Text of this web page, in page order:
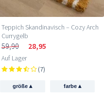
Teppich Skandinavisch – Cozy Arch
Currygelb
59,90 28,95
Auf Lager
(7)
größe▴ farbe ▴